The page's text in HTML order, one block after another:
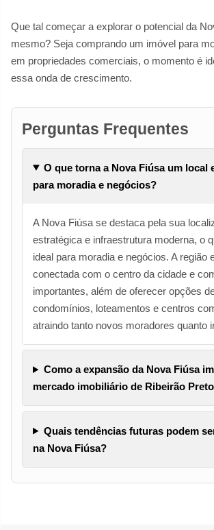
Que tal começar a explorar o potencial da
mesmo? Seja comprando um imóvel para
em propriedades comerciais, o momento é
essa onda de crescimento.
Perguntas Frequentes
O que torna a Nova Fiúsa um local
para moradia e negócios?
A Nova Fiúsa se destaca pela sua
estratégica e infraestrutura moderna, o
ideal para moradia e negócios. A região
conectada com o centro da cidade e
importantes, além de oferecer opções
condomínios, loteamentos e centros
atraindo tanto novos moradores quanto
Como a expansão da Nova Fiúsa
mercado imobiliário de Ribeirão
Quais tendências futuras podem
na Nova Fiúsa?